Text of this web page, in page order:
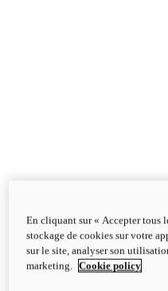
En cliquant sur « Accepter tous
stockage de cookies sur votre
sur le site, analyser son
marketing.
Cookie policy